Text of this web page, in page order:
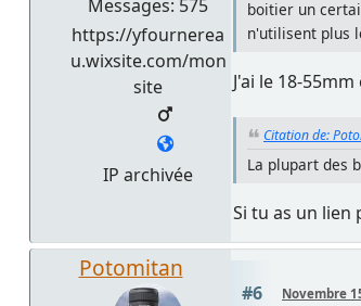
Messages: 575
https://yfournerea
u.wixsite.com/mon
site
IP archivée
boitier un
n'utilisent plus
J'ai le 18-
Citation de:
La plupart des
Si tu as un
Potomitan
#6 Novembre